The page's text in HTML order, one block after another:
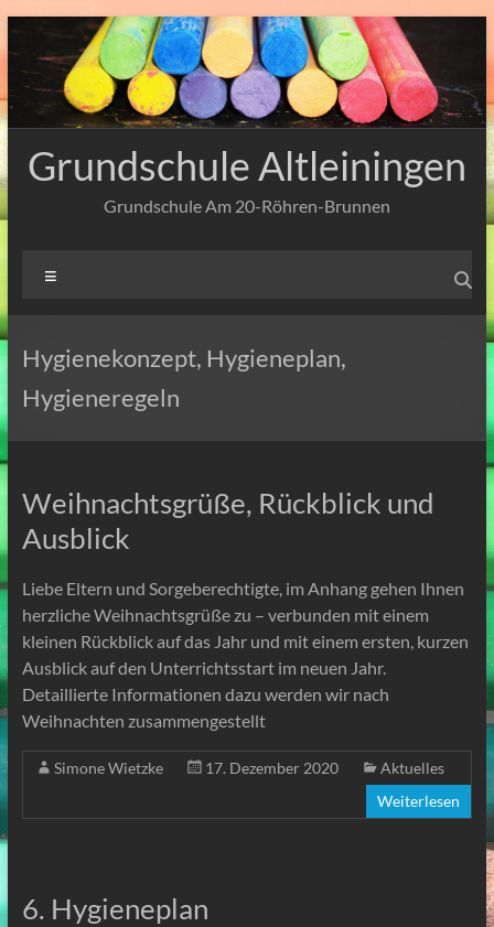
Zum
Inhalt
springen
Grundschule Altleiningen
Grundschule Am 20-Röhren-Brunnen
Hygienekonzept, Hygieneplan,
Hygieneregeln
Weihnachtsgrüße, Rückblick und
Ausblick
Liebe Eltern und Sorgeberechtigte, im Anhang gehen Ihnen
herzliche Weihnachtsgrüße zu – verbunden mit einem
kleinen Rückblick auf das Jahr und mit einem ersten, kurzen
Ausblick auf den Unterrichtsstart im neuen Jahr.
Detaillierte Informationen dazu werden wir nach
Weihnachten zusammengestellt
Simone Wietzke 17. Dezember 2020
Aktuelles
Weiterlesen
6. Hygieneplan